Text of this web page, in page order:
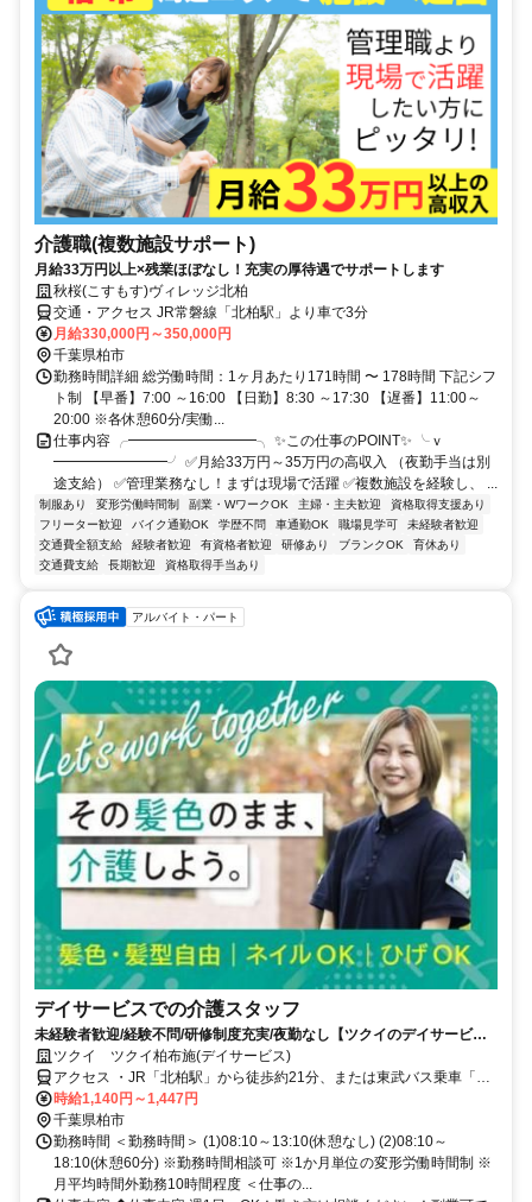
介護職(複数施設サポート)
月給33万円以上×残業ほぼなし！充実の厚待遇でサポートします
秋桜(こすもす)ヴィレッジ北柏
交通・アクセス JR常磐線「北柏駅」より車で3分
月給330,000円～350,000円
千葉県柏市
勤務時間詳細 総労働時間：1ヶ月あたり171時間 〜 178時間 下記シフ
ト制 【早番】7:00 ～16:00 【日勤】8:30 ～17:30 【遅番】11:00～
20:00 ※各休憩60分/実働...
仕事内容 ╭━━━━━━━━━╮ ✨この仕事のPOINT✨ ╰ｖ
━━━━━━━━╯ ✅月給33万円～35万円の高収入 （夜勤手当は別
途支給） ✅管理業務なし！まずは現場で活躍 ✅複数施設を経験し、 ...
制服あり 変形労働時間制 副業・WワークOK 主婦・主夫歓迎
資格取得支援あり
フリーター歓迎
バイク通勤OK 学歴不問 車通勤OK 職場見学可
未経験者歓迎
交通費全額支給
経験者歓迎 有資格者歓迎 研修あり ブランクOK
育休あり
交通費支給
長期歓迎 資格取得手当あり
アルバイト・パート
デイサービスでの介護スタッフ
未経験者歓迎/経験不問/研修制度充実/夜勤なし【ツクイのデイサービス/
介護スタッフ求人】
ツクイ ツクイ柏布施(デイサービス)
アクセス ・JR「北柏駅」から徒歩約21分、または東武バス乗車「宿
連寺」下車徒歩約5分
時給1,140円～1,447円
千葉県柏市
勤務時間 ＜勤務時間＞ (1)08:10～13:10(休憩なし) (2)08:10～
18:10(休憩60分) ※勤務時間相談可 ※1か月単位の変形労働時間制 ※
月平均時間外勤務10時間程度 ＜仕事の...